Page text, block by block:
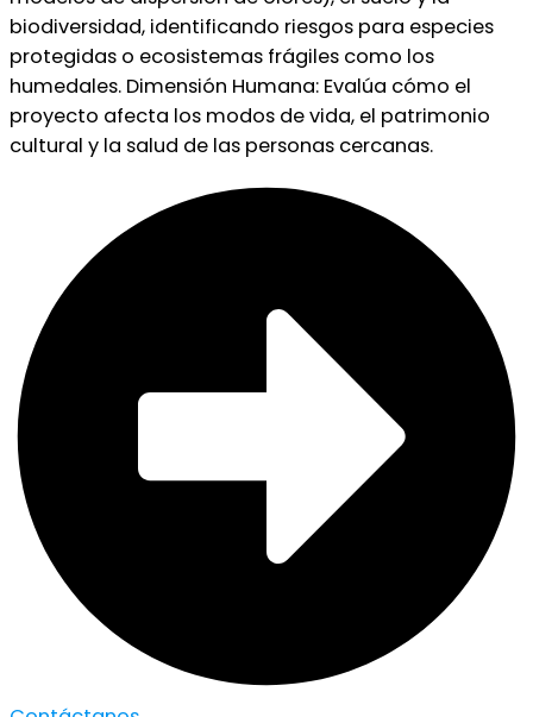
biodiversidad, identificando riesgos para especies
protegidas o ecosistemas frágiles como los
humedales. Dimensión Humana: Evalúa cómo el
proyecto afecta los modos de vida, el patrimonio
cultural y la salud de las personas cercanas.